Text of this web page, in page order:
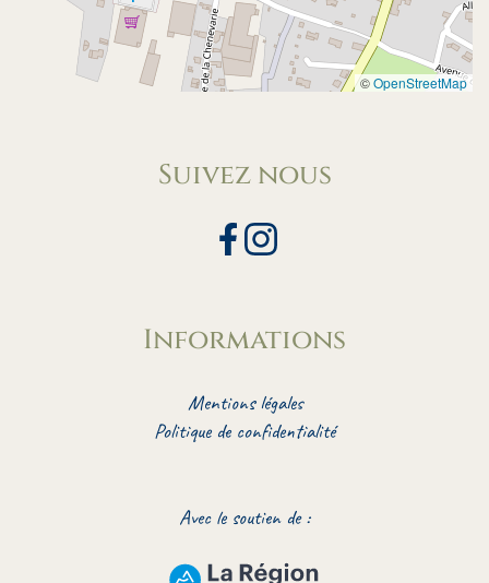
©OpenStreetMap
Suivez nous
Informations
Mentions légales
Politique de confidentialité
Avec le soutien de :